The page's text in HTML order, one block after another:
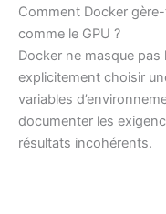
Comment Docker
comme le GPU ?
Docker ne masque
explicitement choisir
variables
documenter les
résultats incohérents.